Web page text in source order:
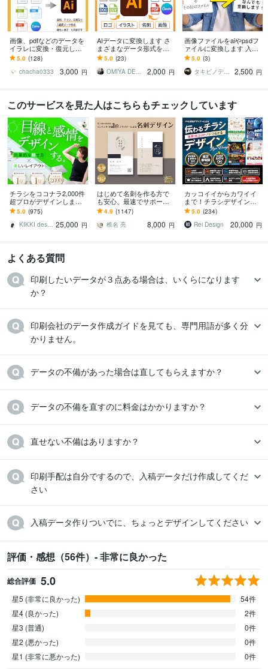
画像、pdfなどのデータを
イラレに変換・復元しま
す さまざまなデータ形式
をaiデータに変換します
5.0 (128)
chacha0333
3,000 円
AIデータに変換します さ
まざまなデータ形式を入
稿・編集可能なaiデータに
変換します
5.0 (23)
OMIYA DESIGN
2,000 円
画像ファイルをaiやpsdフ
ァイルに変換します 入稿
したいけど、aiファイルに
しないと。。などのお悩
み解決！
5.0 (3)
タキビノデザイン（YDW）
2,500 円
このサービスを見た人はこちらもチェックしています
チラシをココナラ2,000件
超プロがデザインします
美しいレイアウト、目を
惹くビジュアルのフライ
ヤー・チラシ
5.0 (975)
KIKKI design 25,000 円
はじめて名刺を作る方で
も安心、最速でサポート
します 名刺デザイン実績
最多のプロデザイナーが
デザインいたします!
4.9 (1147)
椎名 亮
8,000 円
カッコイイからカワイイ
まで！チラシデザインを
します 印刷会社勤務デザ
イナーが、デザインから
入稿データまで作ります
5.0 (234)
Rei Design
20,000 円
よくある質問
印刷したいデータが３点ある場合は、いくらになります
か？
印刷会社のデータ作成ガイドを見ても、専門用語が多く分
かりません。
データの不備があった場合は直してもらえますか？
データの不備を直すのに料金はかかりますか？
直せない不備はありますか？
印刷手配は自分でするので、入稿データだけ作成してくだ
さい
入稿データ作りついでに、ちょっとデザインしてください
評価・感想（56件）- 非常に良かった
総合評価 5.0
星5 (非常に良かった)
54件
星4 (良かった)
2件
星3 (普通)
0件
星2 (悪かった)
0件
星1 (非常に悪かった)
0件